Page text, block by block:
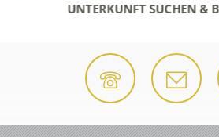
UNTERKUNFT SUCHEN & BUCHEN